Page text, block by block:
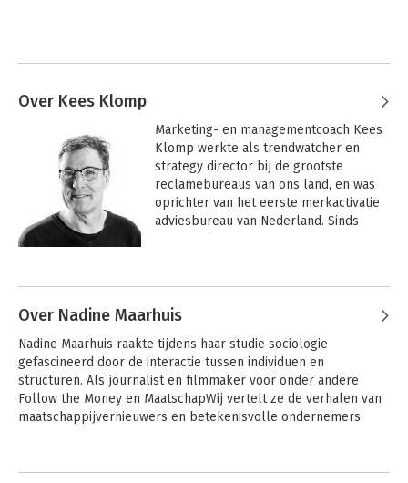
Over Kees Klomp
Marketing- en managementcoach Kees
Klomp werkte als trendwatcher en
strategy director bij de grootste
reclamebureaus van ons land, en was
oprichter van het eerste merkactivatie
adviesbureau van Nederland. Sinds
en management.
Over Nadine Maarhuis
Nadine Maarhuis raakte tijdens haar studie sociologie
gefascineerd door de interactie tussen individuen en
structuren. Als journalist en filmmaker voor onder andere
Follow the Money en MaatschapWij vertelt ze de verhalen van
maatschappijvernieuwers en betekenisvolle ondernemers.
Andere boeken door Nadine